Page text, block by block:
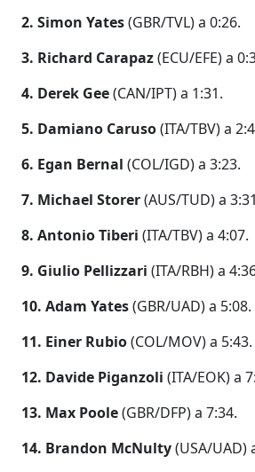
2. Simon Yates(GBR/TVL) a 0:26.
3. Richard Carapaz(ECU/EFE) a
4. Derek Gee(CAN/IPT) a 1:31.
5. Damiano Caruso(ITA/TBV) a
6. Egan Bernal (COL/IGD) a 3:23.
7. Michael Storer(AUS/TUD) a
8. Antonio Tiberi (ITA/TBV) a 4:07.
9. Giulio Pellizzari (ITA/RBH) a
10. Adam Yates(GBR/UAD) a 5:08.
11. Einer Rubio(COL/MOV) a 5:43.
12. Davide Piganzoli (ITA/EOK) a
13. Max Poole(GBR/DFP) a 7:34.
14. Brandon McNulty(USA/UAD)